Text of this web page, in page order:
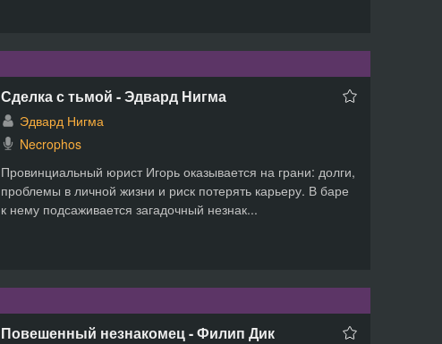
Сделка с тьмой - Эдвард Нигма
Эдвард Нигма
Necrophos
Провинциальный юрист Игорь оказывается на грани: долги,
проблемы в личной жизни и риск потерять карьеру. В баре
к нему подсаживается загадочный незнак...
Повешенный незнакомец - Филип Дик